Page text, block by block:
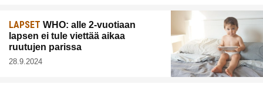
LAPSET WHO: alle 2-vuotiaan
lapsen ei tule viettää aikaa
ruutujen parissa
28.9.2024